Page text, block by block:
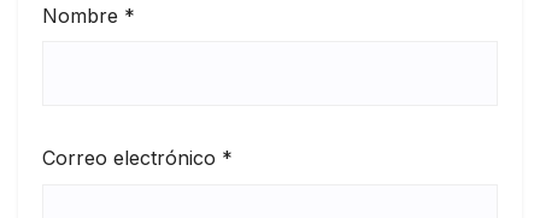
Nombre *
Correo electrónico *